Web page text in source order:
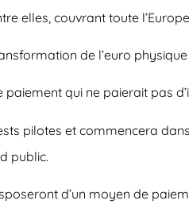
elles, couvrant toute
de l’euro
qui ne paierait pas
pilotes et commencera
public.
d’un moyen de